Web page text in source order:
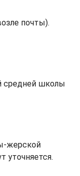
почты).
средней школы
жерской
уточняется.